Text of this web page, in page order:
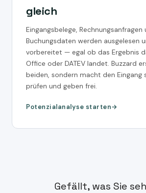
gleich
Eingangsbelege, Rechnungsanfragen
Buchungsdaten werden ausgelesen
vorbereitet — egal ob das Ergebnis
Office oder DATEV landet. Buzzard
beiden, sondern macht den Eingang
prüfen und geben frei.
Potenzialanalyse starten
Gefällt, was Sie